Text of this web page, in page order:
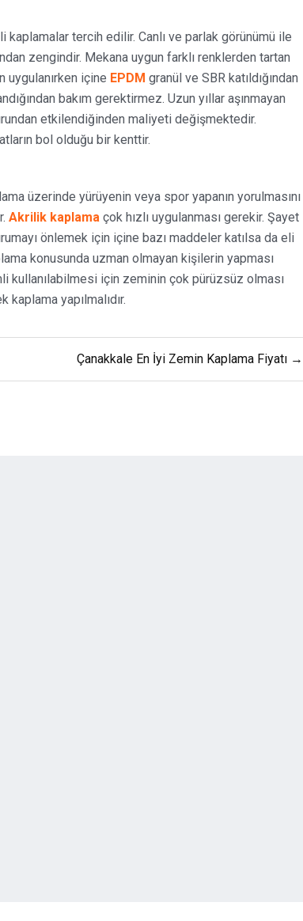
tercih edilir. Canlı ve parlak görünümü ile
zengindir. Mekana uygun farklı renklerden tartan
uygulanırken içine EPDM granül ve SBR katıldığından
bakım gerektirmez. Uzun yıllar aşınmayan
etkilendiğinden maliyeti değişmektedir.
bol olduğu bir kenttir.
üzerinde yürüyenin veya spor yapanın yorulmasını
Akrilik kaplama çok hızlı uygulanması gerekir. Şayet
önlemek için içine bazı maddeler katılsa da eli
konusunda uzman olmayan kişilerin yapması
kullanılabilmesi için zeminin çok pürüzsüz olması
yapılmalıdır.
Çanakkale En İyi Zemin Kaplama Fiyatı →